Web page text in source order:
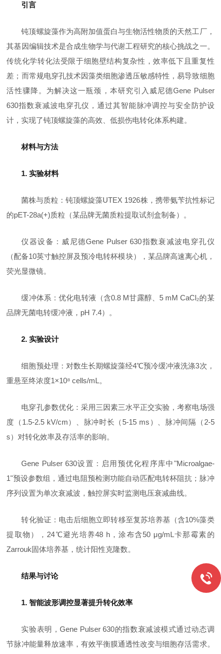
引言
钝顶螺旋藻作为高附加值蛋白与生物活性物质的天然工厂，
其基因编辑技术是合成生物学与代谢工程研究的核心挑战之一。
传统化学转化法受限于细胞壁结构复杂性，效率低下且重复性
差；而常规电穿孔技术因藻类细胞渗透压敏感特性，易导致细胞
活性骤降。为解决这一瓶颈，本研究引入威尼德Gene Pulser
630指数衰减波电穿孔仪，通过其智能脉冲调控与安全防护设
计，实现了钝顶螺旋藻的高效、低损伤电转化体系构建。
材料与方法
1. 实验材料
菌株与质粒：钝顶螺旋藻UTEX 1926株，携带氨苄抗性标记
的pET-28a(+)质粒（某品牌无菌质粒提取试剂盒制备）。
仪器设备：威尼德Gene Pulser 630指数衰减波电穿孔仪
（配备10英寸触控屏及预冷电转杯模块），某品牌高速离心机，
荧光显微镜。
缓冲体系：优化电转液（含0.8 M甘露醇、5 mM CaCl₂的某
品牌无菌电转缓冲液，pH 7.4）。
2. 实验设计
细胞预处理：对数生长期螺旋藻经4℃预冷缓冲液洗涤3次，
重悬至终浓度1×10⁸ cells/mL。
电穿孔参数优化：采用三因素三水平正交实验，考察电场强
度（1.5-2.5 kV/cm）、脉冲时长（5-15 ms）、脉冲间隔（2-5
s）对转化效率及存活率的影响。
Gene Pulser 630设置：启用预优化程序库中"Microalgae-
1"预设参数组，通过电阻预检测功能自动匹配电转杯阻抗；脉冲
序列设置为单次衰减波，触控屏实时监测电压衰减曲线。
转化验证：电击后细胞立即转移至复苏培养基（含10%藻类
提取物），24℃避光培养48 h，涂布含50 μg/mL卡那霉素的
Zarrouk固体培养基，统计阳性克隆数。
结果与讨论
1. 智能波形调控显著提升转化效率
实验表明，Gene Pulser 630的指数衰减波模式通过动态调
节脉冲能量释放速率，有效平衡膜通透性改变与细胞存活需求。